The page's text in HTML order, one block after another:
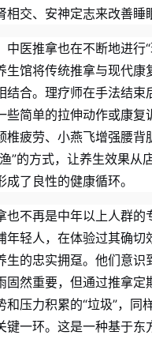
相交、安神定志来改善睡
中医推拿也在不断地进行
生馆将传统推拿与现代康
结合。理疗师在手法结束
些简单的拉伸动作或康复
椎疲劳、小燕飞增强腰背
”的方式，让养生效果从
成了良性的健康循环。
也不再是中年以上人群的
年轻人，在体验过其确切
生的忠实拥趸。他们意识
固然重要，但通过推拿定
和压力积累的“垃圾”，同
键一环。这是一种基于东